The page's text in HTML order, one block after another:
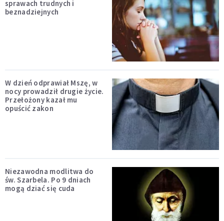
sprawach trudnych i
beznadziejnych
W dzień odprawiał Mszę, w
nocy prowadził drugie życie.
Przełożony kazał mu
opuścić zakon
Niezawodna modlitwa do
św. Szarbela. Po 9 dniach
mogą dziać się cuda